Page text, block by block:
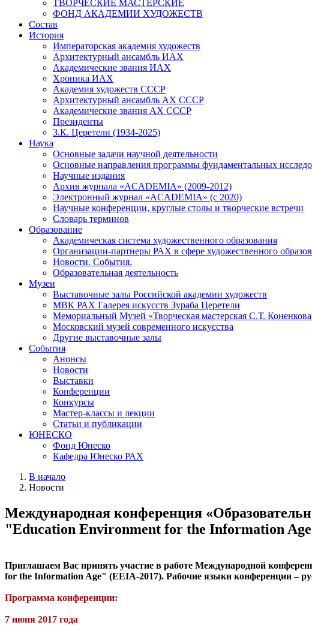
ТВОРЧЕСКИЕ МАСТЕРСКИЕ
ФОНД АКАДЕМИИ ХУДОЖЕСТВ
Состав
История
Императорская академия художеств
Архитектурный ансамбль ИАХ
Академические звания ИАХ
Хроника ИАХ
Академия художеств СССР
Архитектурный ансамбль АХ СССР
Академические звания АХ СССР
Президенты
З.К. Церетели (1934-2025)
Наука
Основные задачи научной деятельности
Основные направления программы фундаментальных
Научные издания
Архив журнала «ACADEMIA» (2009-2012)
Электронный журнал «ACADEMIA» (с 2020)
Научные конференции, круглые столы и творческие встречи
Словарь терминов
Образование
Академическая система художественного образования
Организации-партнеры РАХ в сфере художественного
Новости. События.
Образовательная деятельность
Музеи
Выставочные залы Российской академии художеств
МВК РАХ Галерея искусств Зураба Церетели
Мемориальный Музей «Творческая мастерская С.Т.
Московский музей современного искусства
Другие выставочные залы
События
Анонсы
Новости
Выставки
Конференции
Конкурсы
Мастер-классы и лекции
Статьи и публикации
ЮНЕСКО
Фонд Юнеско
Кафедра Юнеско РАХ
В начало
Новости
Международная конференция
"Education Environment for the Information
Приглашаем Вас принять участие в работе Международной
for the Information Age" (EEIA-2017). Рабочие языки конференции –
Программа конференции:
7 июня 2017 года